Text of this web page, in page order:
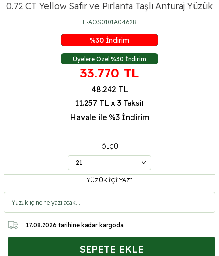
0.72 CT Yellow Safir ve Pırlanta Taşlı Anturaj Yüzük
F-AOS0101A0462R
%30 İndirim
Üyelere Özel %30 İndirim
33.770 TL
48.242TL
11.257 TL x 3 Taksit
Havale ile %3 İndirim
ÖLÇÜ
YÜZÜK İÇİ YAZI
17.08.2026 tarihine kadar kargoda
SEPETE EKLE